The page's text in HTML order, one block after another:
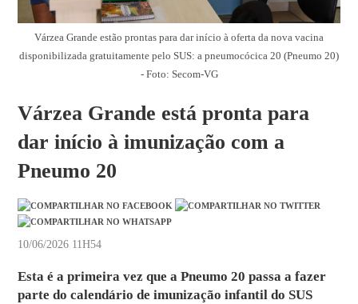
Várzea Grande estão prontas para dar início à oferta da nova vacina
disponibilizada gratuitamente pelo SUS: a pneumocócica 20 (Pneumo 20)
- Foto: Secom-VG
Várzea Grande está pronta para
dar início à imunização com a
Pneumo 20
10/06/2026 11H54
Esta é a primeira vez que a Pneumo 20 passa a fazer
parte do calendário de imunização infantil do SUS